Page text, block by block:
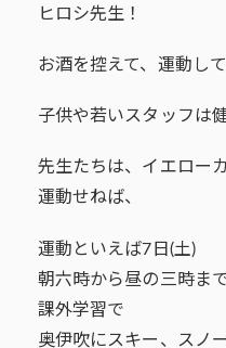
ヒロシ先生！
お酒を控えて、運動し
子供や若いスタッフは
先生たちは、イエロー
運動せねば、
運動といえば7日(土)
朝六時から昼の三時ま
課外学習で
奥伊吹にスキー、スノ